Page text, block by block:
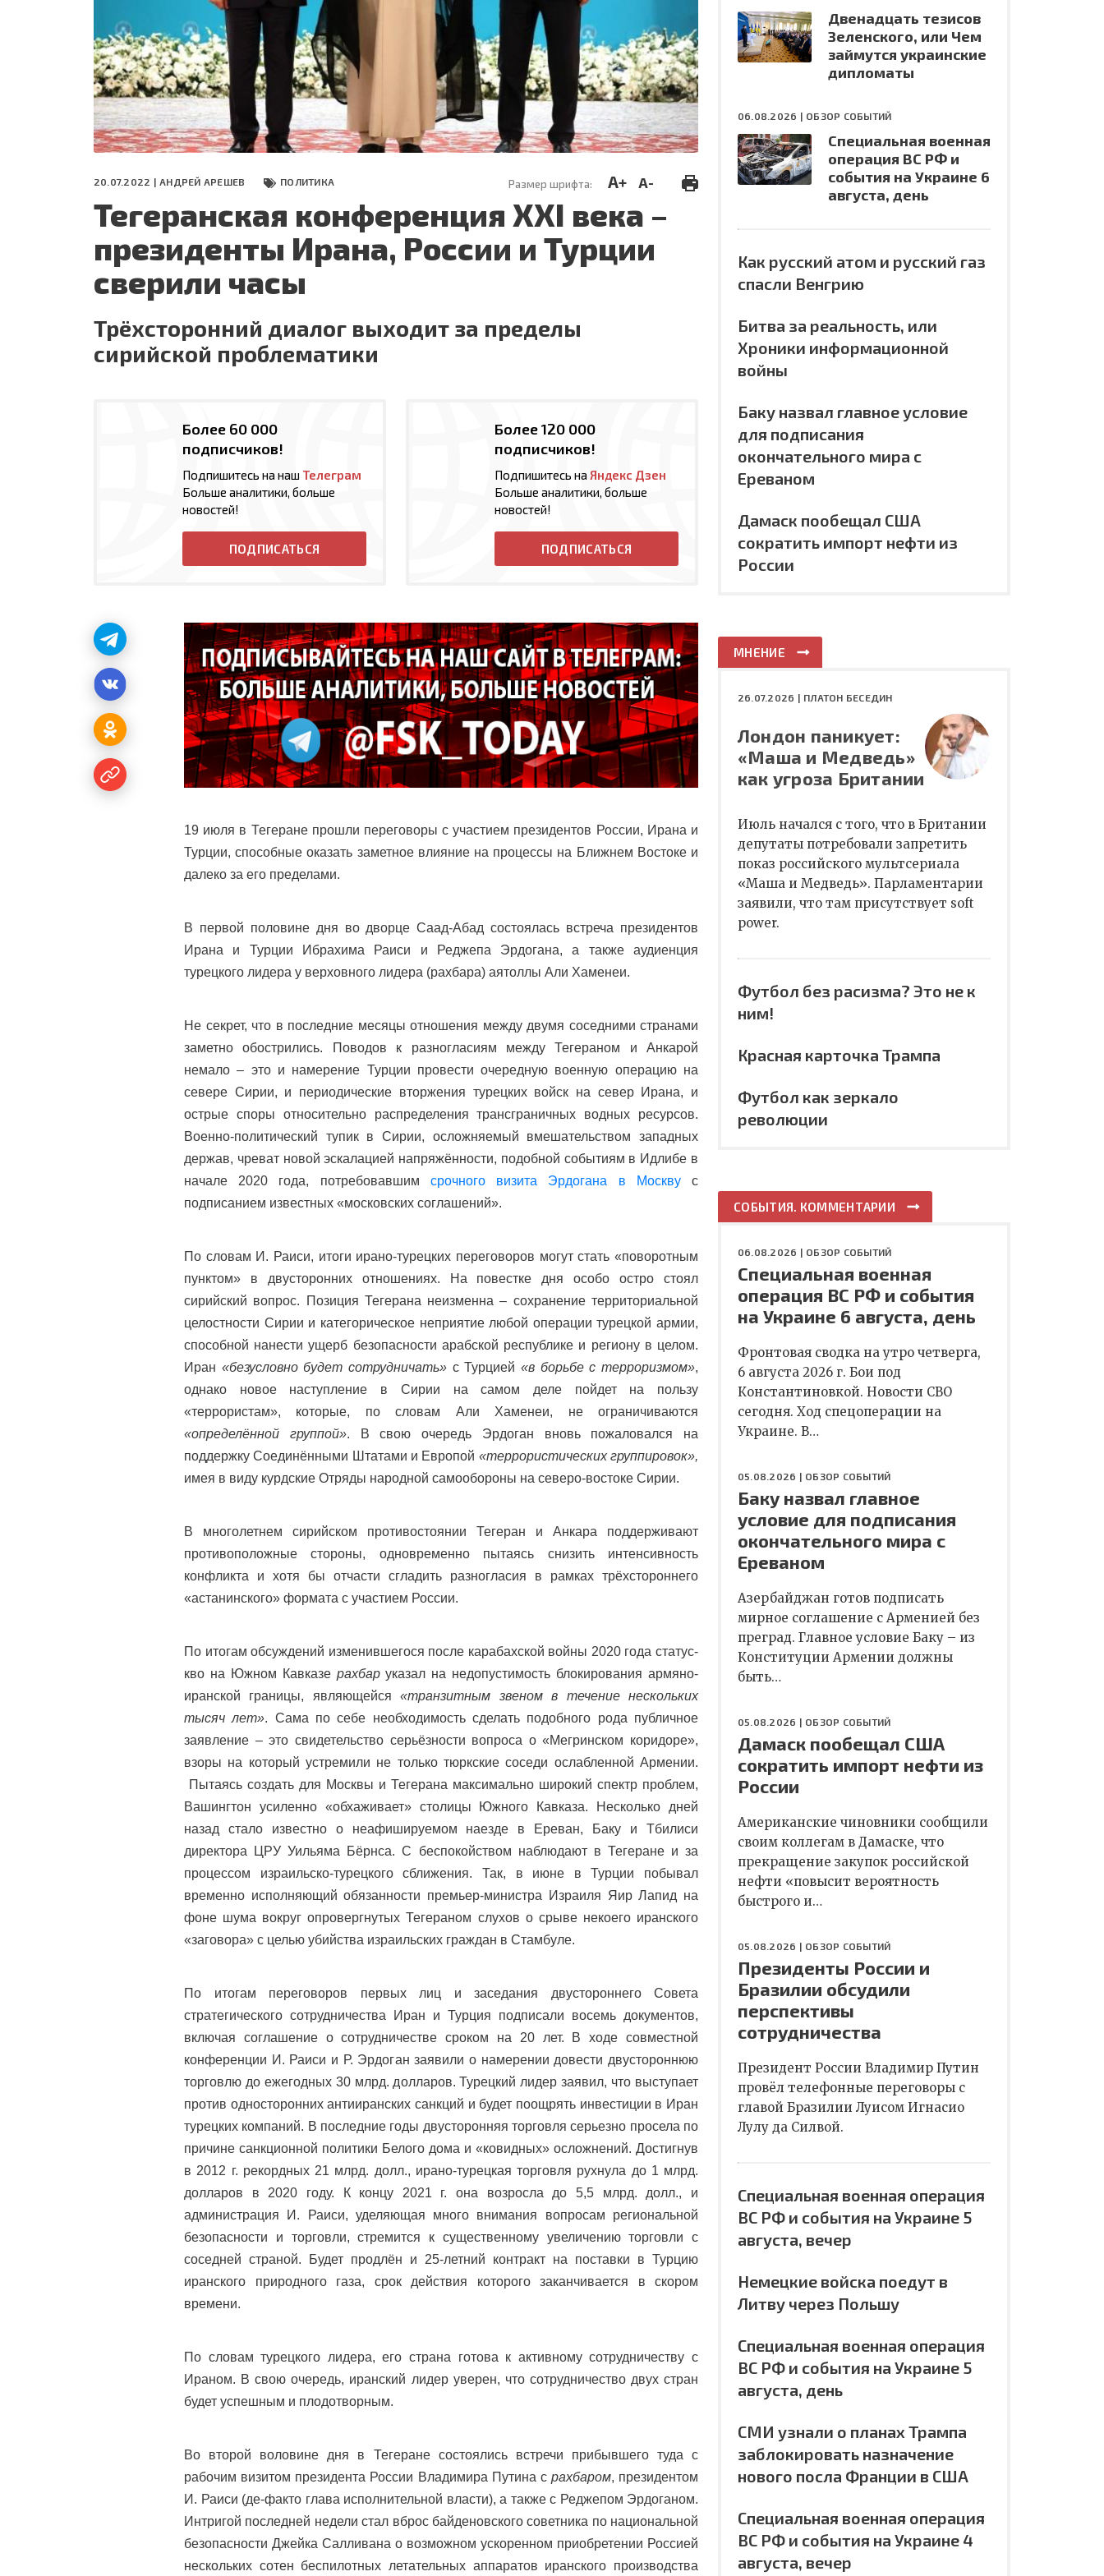
ПОЛЯ БИТВЫ 2024
20.07.2022 |АНДРЕЙ АРЕШЕВ ПОЛИТИКА Размер шрифта: A+ A-
Тегеранская конференция XXI века –
президенты Ирана, России и Турции
сверили часы
Трёхсторонний диалог выходит за пределы
сирийской проблематики
Более 60 000
подписчиков!
Подпишитесь на наш Телеграм
Больше аналитики, больше
новостей!
ПОДПИСАТЬСЯ
Более 120 000
подписчиков!
Подпишитесь на Яндекс Дзен
Больше аналитики, больше
новостей!
ПОДПИСАТЬСЯ
19 июля в Тегеране прошли переговоры с участием президентов России, Ирана и
Турции, способные оказать заметное влияние на процессы на Ближнем Востоке и
далеко за его пределами.
В первой половине дня во дворце Саад-Абад состоялась встреча президентов
Ирана и Турции Ибрахима Раиси и Реджепа Эрдогана, а также аудиенция
турецкого лидера у верховного лидера (рахбара) аятоллы Али Хаменеи.
Не секрет, что в последние месяцы отношения между двумя соседними странами
заметно обострились. Поводов к разногласиям между Тегераном и Анкарой
немало – это и намерение Турции провести очередную военную операцию на
севере Сирии, и периодические вторжения турецких войск на север Ирана, и
острые споры относительно распределения трансграничных водных ресурсов.
Военно-политический тупик в Сирии, осложняемый вмешательством западных
держав, чреват новой эскалацией напряжённости, подобной событиям в Идлибе в
начале 2020 года, потребовавшим срочного визита Эрдогана в Москвус
подписанием известных «московских соглашений».
По словам И. Раиси, итоги ирано-турецких переговоров могут стать «поворотным
пунктом» в двусторонних отношениях. На повестке дня особо остро стоял
сирийский вопрос. Позиция Тегерана неизменна – сохранение территориальной
целостности Сирии и категорическое неприятие любой операции турецкой армии,
способной нанести ущерб безопасности арабской республике и региону в целом.
Иран «безусловно будет сотрудничать» с Турцией«в борьбе с терроризмом»,
однако новое наступление в Сирии на самом деле пойдет на пользу
«террористам», которые, по словам Али Хаменеи, не ограничиваются
«определённой группой». В свою очередь Эрдоган вновь пожаловался на
поддержку Соединёнными Штатами и Европой «террористических группировок»,
имея в виду курдские Отряды народной самообороны на северо-востоке Сирии.
В многолетнем сирийском противостоянии Тегеран и Анкара поддерживают
противоположные стороны, одновременно пытаясь снизить интенсивность
конфликта и хотя бы отчасти сгладить разногласия в рамках трёхстороннего
«астанинского» формата с участием России.
По итогам обсуждений изменившегося после карабахской войны 2020 года статус-
кво на Южном Кавказе рахбаруказал на недопустимость блокирования армяно-
иранской границы, являющейся«транзитным звеном в течение нескольких
тысяч лет». Сама по себе необходимость сделать подобного рода публичное
заявление – это свидетельство серьёзности вопроса о «Мегринском коридоре»,
взоры на который устремили не только тюркские соседи ослабленной Армении.
Пытаясь создать для Москвы и Тегерана максимально широкий спектр проблем,
Вашингтон усиленно «обхаживает» столицы Южного Кавказа. Несколько дней
назад стало известно о неафишируемом наезде в Ереван, Баку и Тбилиси
директора ЦРУ Уильяма Бёрнса. С беспокойством наблюдают в Тегеране и за
процессом израильско-турецкого сближения. Так, в июне в Турции побывал
временно исполняющий обязанности премьер-министра Израиля Яир Лапид на
фоне шума вокруг опровергнутых Тегераном слухов о срыве некоего иранского
«заговора» с целью убийства израильских граждан в Стамбуле.
По итогам переговоров первых лиц и заседания двустороннего Совета
стратегического сотрудничества Иран и Турция подписали восемь документов,
включая соглашение о сотрудничестве сроком на 20 лет. В ходе совместной
конференции И. Раиси и Р. Эрдоган заявили о намерении довести двустороннюю
торговлю до ежегодных 30 млрд. долларов. Турецкий лидер заявил, что выступает
против односторонних антииранских санкций и будет поощрять инвестиции в Иран
турецких компаний. В последние годы двусторонняя торговля серьезно просела по
причине санкционной политики Белого дома и «ковидных» осложнений. Достигнув
в 2012 г. рекордных 21 млрд. долл., ирано-турецкая торговля рухнула до 1 млрд.
долларов в 2020 году. К концу 2021 г. она возросла до 5,5 млрд. долл., и
администрация И. Раиси, уделяющая много внимания вопросам региональной
безопасности и торговли, стремится к существенному увеличению торговли с
соседней страной. Будет продлён и 25-летний контракт на поставки в Турцию
иранского природного газа, срок действия которого заканчивается в скором
времени.
По словам турецкого лидера, его страна готова к активному сотрудничеству с
Ираном. В свою очередь, иранский лидер уверен, что сотрудничество двух стран
будет успешным и плодотворным.
Во второй воловине дня в Тегеране состоялись встречи прибывшего туда с
рабочим визитом президента России Владимира Путина с рахбаром, президентом
И. Раиси (де-факто глава исполнительной власти), а также с Реджепом Эрдоганом.
Интригой последней недели стал вброс байденовского советника по национальной
безопасности Джейка Салливана о возможном ускоренном приобретении Россией
нескольких сотен беспилотных летательных аппаратов иранского производства
Двенадцать тезисов
Зеленского, или Чем
займутся украинские
дипломаты
06.08.2026 | ОБЗОР СОБЫТИЙ
Специальная военная
операция ВС РФ и
события на Украине 6
августа, день
Как русский атом и русский газ
спасли Венгрию
Битва за реальность, или
Хроники информационной
войны
Баку назвал главное условие
для подписания
окончательного мира с
Ереваном
Дамаск пообещал США
сократить импорт нефти из
России
МНЕНИЕ
26.07.2026 | ПЛАТОН БЕСЕДИН
Лондон паникует:
«Маша и Медведь»
как угроза Британии
Июль начался с того, что в Британии
депутаты потребовали запретить
показ российского мультсериала
«Маша и Медведь». Парламентарии
заявили, что там присутствует soft
power.
Футбол без расизма? Это не к
ним!
Красная карточка Трампа
Футбол как зеркало
революции
СОБЫТИЯ. КОММЕНТАРИИ
06.08.2026 | ОБЗОР СОБЫТИЙ
Специальная военная
операция ВС РФ и события
на Украине 6 августа, день
Фронтовая сводка на утро четверга,
6 августа 2026 г. Бои под
Константиновкой. Новости СВО
сегодня. Ход спецоперации на
Украине. В…
05.08.2026 | ОБЗОР СОБЫТИЙ
Баку назвал главное
условие для подписания
окончательного мира с
Ереваном
Азербайджан готов подписать
мирное соглашение с Арменией без
преград. Главное условие Баку – из
Конституции Армении должны
быть…
05.08.2026 | ОБЗОР СОБЫТИЙ
Дамаск пообещал США
сократить импорт нефти из
России
Американские чиновники сообщили
своим коллегам в Дамаске, что
прекращение закупок российской
нефти «повысит вероятность
быстрого и…
05.08.2026 | ОБЗОР СОБЫТИЙ
Президенты России и
Бразилии обсудили
перспективы
сотрудничества
Президент России Владимир Путин
провёл телефонные переговоры с
главой Бразилии Луисом Игнасио
Лулу да Силвой.
Специальная военная операция
ВС РФ и события на Украине 5
августа, вечер
Немецкие войска поедут в
Литву через Польшу
Специальная военная операция
ВС РФ и события на Украине 5
августа, день
СМИ узнали о планах Трампа
заблокировать назначение
нового посла Франции в США
Специальная военная операция
ВС РФ и события на Украине 4
августа, вечер